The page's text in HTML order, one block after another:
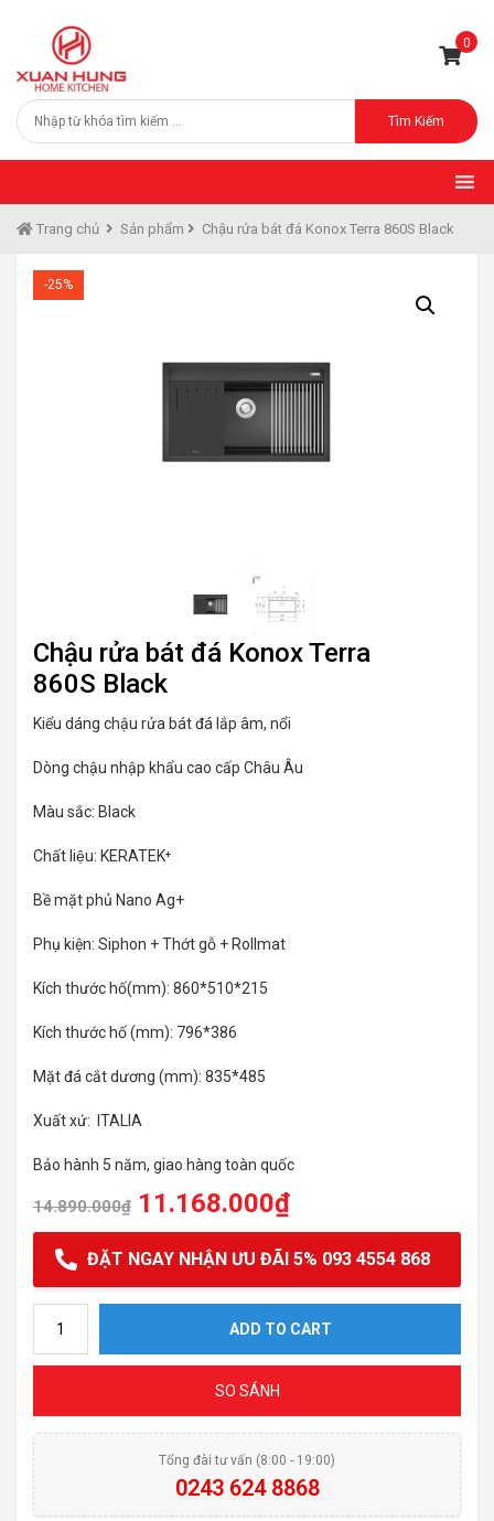
0
Tìm Kiếm
Trang chủ Sản phẩm Chậu rửa bát đá Konox Terra 860S Black
-25%
Chậu rửa bát đá Konox Terra
860S Black
Kiểu dáng chậu rửa bát đá lắp âm, nổi
Dòng chậu nhập khẩu cao cấp Châu Âu
Màu sắc: Black
Chất liệu: KERATEK⁺
Bề mặt phủ Nano Ag+
Phụ kiện: Siphon + Thớt gỗ + Rollmat
Kích thước hố(mm): 860*510*215
Kích thước hố (mm): 796*386
Mặt đá cắt dương (mm): 835*485
Xuất xứ: ITALIA
Bảo hành 5 năm, giao hàng toàn quốc
14.890.000₫ 11.168.000₫
ĐẶT NGAY NHẬN ƯU ĐÃI 5% 093 4554 868
ADD TO CART
SO SÁNH
Tổng đài tư vấn (8:00 - 19:00)
0243 624 8868